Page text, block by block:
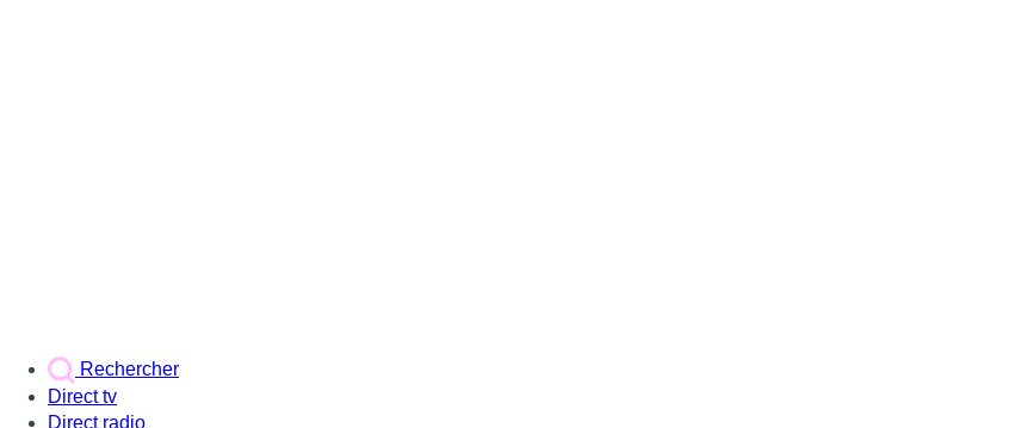
Rechercher
Direct tv
Direct radio